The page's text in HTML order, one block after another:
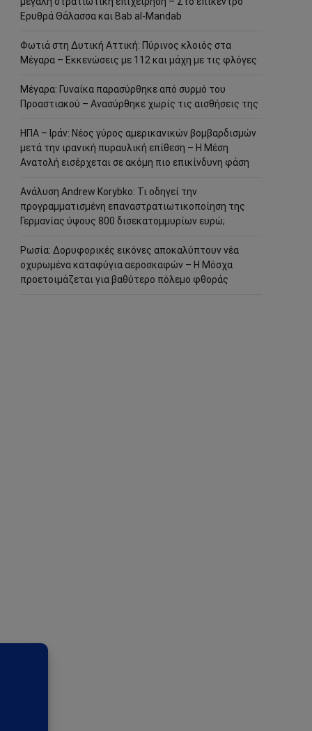
Ερυθρά Θάλασσα και Bab al-Mandab
Φωτιά στη Δυτική Αττική: Πύρινος κλοιός στα
Μέγαρα – Εκκενώσεις με 112 και μάχη με τις φλόγες
Μέγαρα: Γυναίκα παρασύρθηκε από συρμό του
Προαστιακού – Ανασύρθηκε χωρίς τις αισθήσεις της
ΗΠΑ – Ιράν: Νέος γύρος αμερικανικών βομβαρδισμών
μετά την ιρανική πυραυλική επίθεση – Η Μέση
Ανατολή εισέρχεται σε ακόμη πιο επικίνδυνη φάση
Ανάλυση Andrew Korybko: Τι οδηγεί την
προγραμματισμένη επαναστρατιωτικοποίηση της
Γερμανίας ύψους 800 δισεκατομμυρίων ευρώ;
Ρωσία: Δορυφορικές εικόνες αποκαλύπτουν νέα
οχυρωμένα καταφύγια αεροσκαφών – Η Μόσχα
προετοιμάζεται για βαθύτερο πόλεμο φθοράς